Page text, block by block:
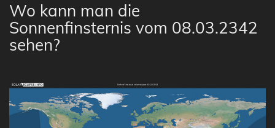
Wo kann man die
Sonnenfinsternis vom 08.03.2342
sehen?